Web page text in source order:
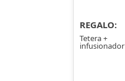
REGALO:
Tetera +
infusionador